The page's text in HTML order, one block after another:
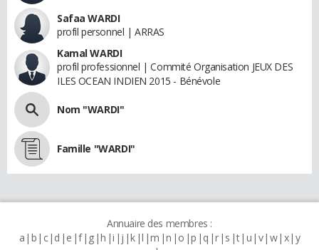
Safaa WARDI
profil personnel | ARRAS
Kamal WARDI
profil professionnel | Commité Organisation JEUX DES
ILES OCEAN INDIEN 2015 - Bénévole
Nom "WARDI"
Famille "WARDI"
Annuaire des membres :
a b c d e f g h i j k l m n o p q r s t u v w x y